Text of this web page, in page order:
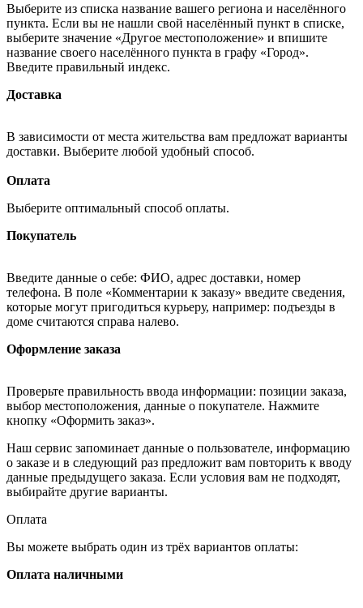
Выберите из списка название вашего региона и населённого
пункта. Если вы не нашли свой населённый пункт в списке,
выберите значение «Другое местоположение» и впишите
название своего населённого пункта в графу «Город».
Введите правильный индекс.
Доставка
В зависимости от места жительства вам предложат варианты
доставки. Выберите любой удобный способ.
Оплата
Выберите оптимальный способ оплаты.
Покупатель
Введите данные о себе: ФИО, адрес доставки, номер
телефона. В поле «Комментарии к заказу» введите сведения,
которые могут пригодиться курьеру, например: подъезды в
доме считаются справа налево.
Оформление заказа
Проверьте правильность ввода информации: позиции заказа,
выбор местоположения, данные о покупателе. Нажмите
кнопку «Оформить заказ».
Наш сервис запоминает данные о пользователе, информацию
о заказе и в следующий раз предложит вам повторить к вводу
данные предыдущего заказа. Если условия вам не подходят,
выбирайте другие варианты.
Оплата
Вы можете выбрать один из трёх вариантов оплаты:
Оплата наличными